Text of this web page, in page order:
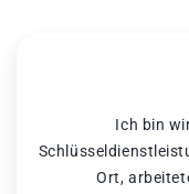
Ich bin
Ort,